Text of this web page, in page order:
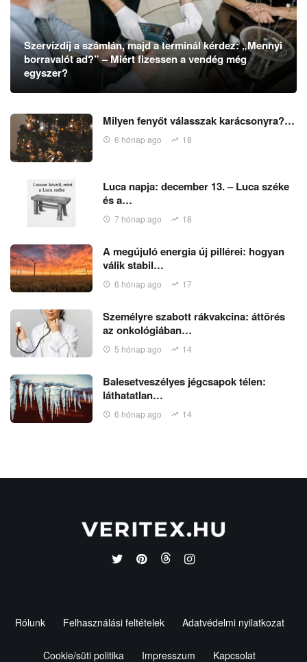
Szervízdíj a számlán, majd a terminál kérdez: „Mennyi
borravalót ad?” – Miért fizessen a vendég még
egyszer?
Milyen fenyőt válasszak karácsonyra?…
6 hónap ago 18
Luca napja: december 13. – Luca széke
és a…
7 hónap ago 18
A megújuló energia új pillérei: hogyan
válik stabil…
6 hónap ago 17
Személyre szabott rákvakcina: áttörés
az onkológiában…
5 hónap ago 14
Balesetveszélyes jégcsapok télen:
láthatatlan…
6 hónap ago 14
Rólunk Felhasználási feltételek Adatvédelmi nyilatkozat
Cookie/süti politika Impresszum Kapcsolat